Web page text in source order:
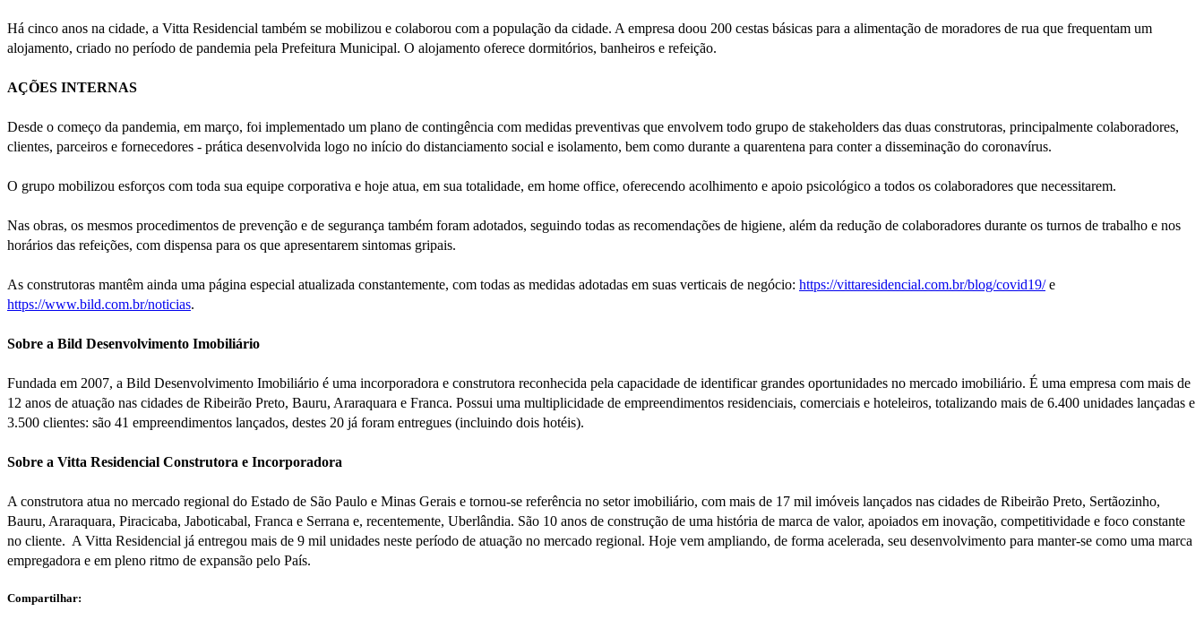
Há cinco anos na cidade, a Vitta Residencial também se mobilizou e colaborou com a população da cidade. A empresa doou 200 cestas básicas para a alimentação de moradores de rua que frequentam um
alojamento, criado no período de pandemia pela Prefeitura Municipal. O alojamento oferece dormitórios, banheiros e refeição.
AÇÕES INTERNAS
Desde o começo da pandemia, em março, foi implementado um plano de contingência com medidas preventivas que envolvem todo grupo de stakeholders das duas construtoras, principalmente colaboradores,
clientes, parceiros e fornecedores - prática desenvolvida logo no início do distanciamento social e isolamento, bem como durante a quarentena para conter a disseminação do coronavírus.
O grupo mobilizou esforços com toda sua equipe corporativa e hoje atua, em sua totalidade, em home office, oferecendo acolhimento e apoio psicológico a todos os colaboradores que necessitarem.
Nas obras, os mesmos procedimentos de prevenção e de segurança também foram adotados, seguindo todas as recomendações de higiene, além da redução de colaboradores durante os turnos de trabalho e nos
horários das refeições, com dispensa para os que apresentarem sintomas gripais.
As construtoras mantêm ainda uma página especial atualizada constantemente, com todas as medidas adotadas em suas verticais de negócio: https://vittaresidencial.com.br/blog/covid19/e
https://www.bild.com.br/noticias.
Sobre a Bild Desenvolvimento Imobiliário
Fundada em 2007, a Bild Desenvolvimento Imobiliário é uma incorporadora e construtora reconhecida pela capacidade de identificar grandes oportunidades no mercado imobiliário. É uma empresa com mais de
12 anos de atuação nas cidades de Ribeirão Preto, Bauru, Araraquara e Franca. Possui uma multiplicidade de empreendimentos residenciais, comerciais e hoteleiros, totalizando mais de 6.400 unidades lançadas e
3.500 clientes: são 41 empreendimentos lançados, destes 20 já foram entregues (incluindo dois hotéis).
Sobre a Vitta Residencial Construtora e Incorporadora
A construtora atua no mercado regional do Estado de São Paulo e Minas Gerais e tornou-se referência no setor imobiliário, com mais de 17 mil imóveis lançados nas cidades de Ribeirão Preto, Sertãozinho,
Bauru, Araraquara, Piracicaba, Jaboticabal, Franca e Serrana e, recentemente, Uberlândia. São 10 anos de construção de uma história de marca de valor, apoiados em inovação, competitividade e foco constante
no cliente. A Vitta Residencial já entregou mais de 9 mil unidades neste período de atuação no mercado regional. Hoje vem ampliando, de forma acelerada, seu desenvolvimento para manter-se como uma marca
empregadora e em pleno ritmo de expansão pelo País.
Compartilhar: